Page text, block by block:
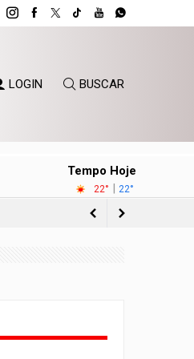
LOGIN BUSCAR
Tempo Hoje
22° | 22°